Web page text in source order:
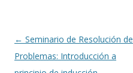
Navegación
de
← Seminario de Resolución de
Problemas: Introducción a